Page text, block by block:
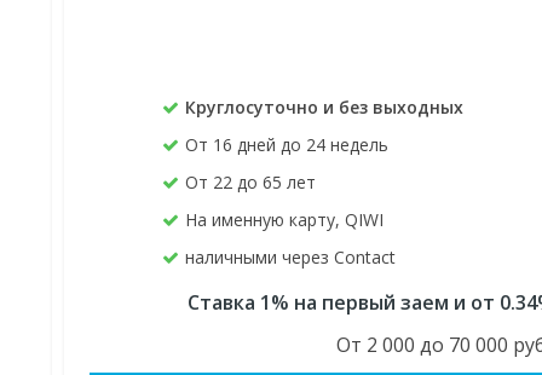
Круглосуточно и без выходных
От 16 дней до 24 недель
От 22 до 65 лет
На именную карту, QIWI
наличными через Contact
Ставка 1% на первый заем и от
От 2 000 до 70 000